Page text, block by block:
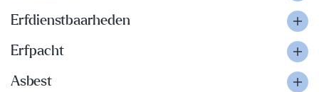
Erfdienstbaarheden
Erfpacht
Asbest